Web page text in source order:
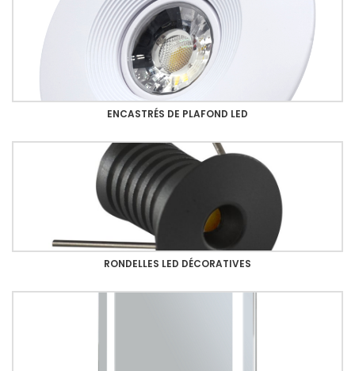
ENCASTRÉS DE PLAFOND LED
RONDELLES LED DÉCORATIVES